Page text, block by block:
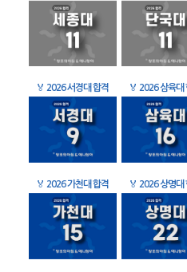
🏅 2026 서경대 합격 🏅 2026 삼육대
🏅 2026 가천대 합격 🏅 2026 상명대